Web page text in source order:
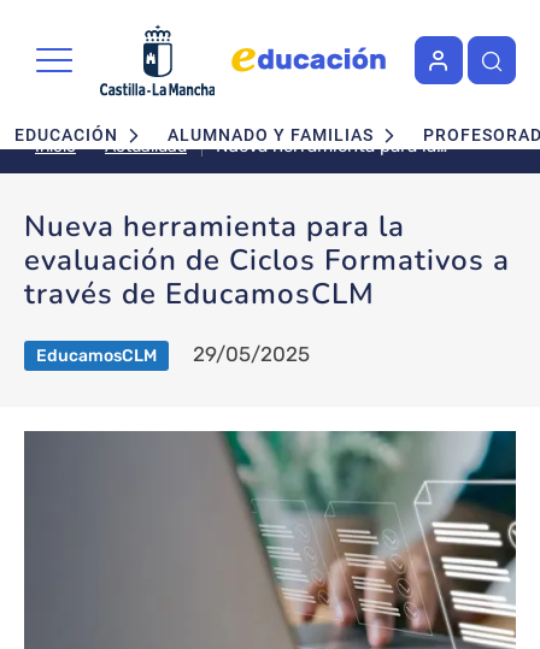
Navegación principal
EDUCACIÓN ALUMNADO Y FAMILIAS
Inicio Actualidad
Nueva herramienta para la
evaluación de Ciclos Formativos
Nueva herramienta para la
evaluación de Ciclos Formativos a
través de EducamosCLM
EducamosCLM 29/05/2025